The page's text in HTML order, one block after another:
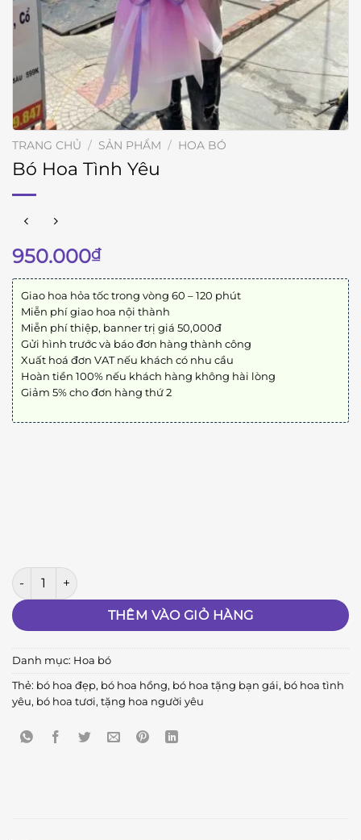
TRANG CHỦ / SẢN PHẨM / HOA BÓ
Bó Hoa Tình Yêu
950.000₫
Giao hoa hỏa tốc trong vòng 60 – 120 phút
Miễn phí giao hoa nội thành
Miễn phí thiệp, banner trị giá 50,000đ
Gửi hình trước và báo đơn hàng thành công
Xuất hoá đơn VAT nếu khách có nhu cầu
Hoàn tiền 100% nếu khách hàng không hài lòng
Giảm 5% cho đơn hàng thứ 2
Bó Hoa Tình Yêu số lượng
THÊM VÀO GIỎ HÀNG
Danh mục: Hoa bó
Thẻ: bó hoa đẹp, bó hoa hồng, bó hoa tặng bạn gái, bó hoa tình
yêu, bó hoa tươi, tặng hoa người yêu